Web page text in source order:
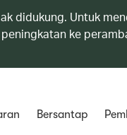
didukung. Untuk
ke
Bersantap